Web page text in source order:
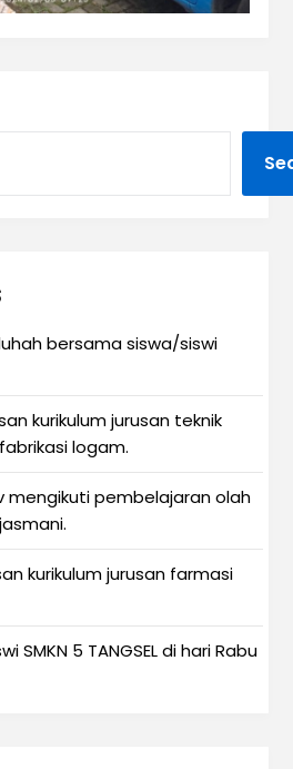
bersama siswa/siswi
kurikulum jurusan teknik
logam.
mengikuti pembelajaran olah
kurikulum jurusan farmasi
SMKN 5 TANGSEL di hari Rabu